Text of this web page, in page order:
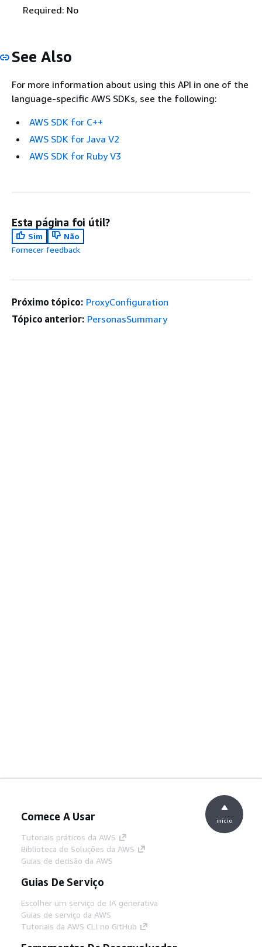
Required: No
See Also
For more information about using this API in one of the
language-specific AWS SDKs, see the following:
AWS SDK for C++
AWS SDK for Java V2
AWS SDK for Ruby V3
Esta página foi útil?
Sim
Não
Fornecer feedback
Próximo tópico: ProxyConfiguration
Tópico anterior: PersonasSummary
Comece A Usar
Tutoriais práticos da AWS
Biblioteca de Soluções da AWS
Guias de decisão da AWS
Guias De Serviço
Escolher um serviço de IA generativa
Guias de serviço da AWS
Tutoriais da AWS CLI no GitHub
início